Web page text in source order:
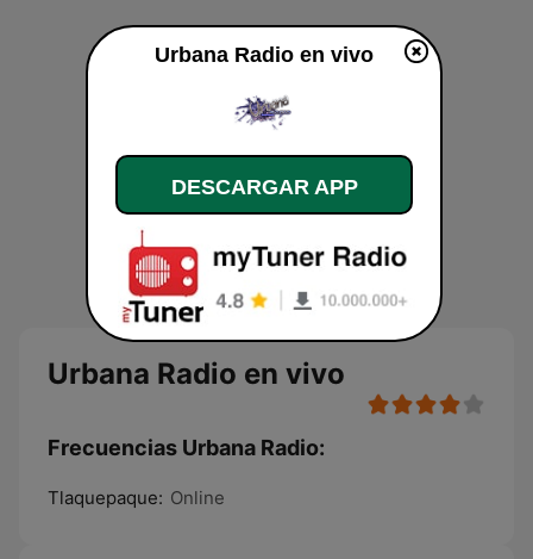
Urbana Radio en vivo
Frecuencias Urbana Radio:
Tlaquepaque: Online
Urbana Radio en vivo
DESCARGAR APP